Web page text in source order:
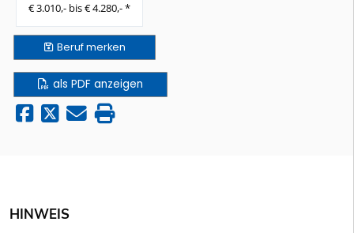
€ 3.010,- bis € 4.280,- *
Berufmerken
als PDF anzeigen
HINWEIS